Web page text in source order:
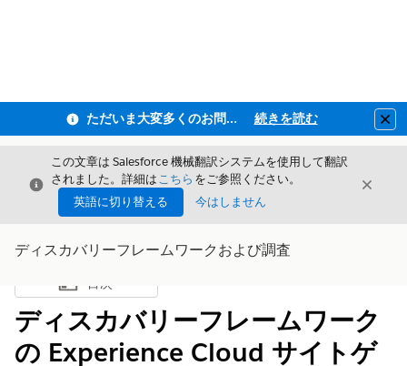
ただいま大変多くのお問い合わせをいただいており、ご連絡までにお時間を頂戴しております 続きを読む
閉じる
この文章は Salesforce 機械翻訳システムを使用して翻訳
されました。詳細はこちら をご参照ください。
英語に切り替える
今はしません
閉じる
ディスカバリーフレームワークおよび調査
目次を表示
目次
ディスカバリーフレームワーク
の Experience Cloud サイトゲ